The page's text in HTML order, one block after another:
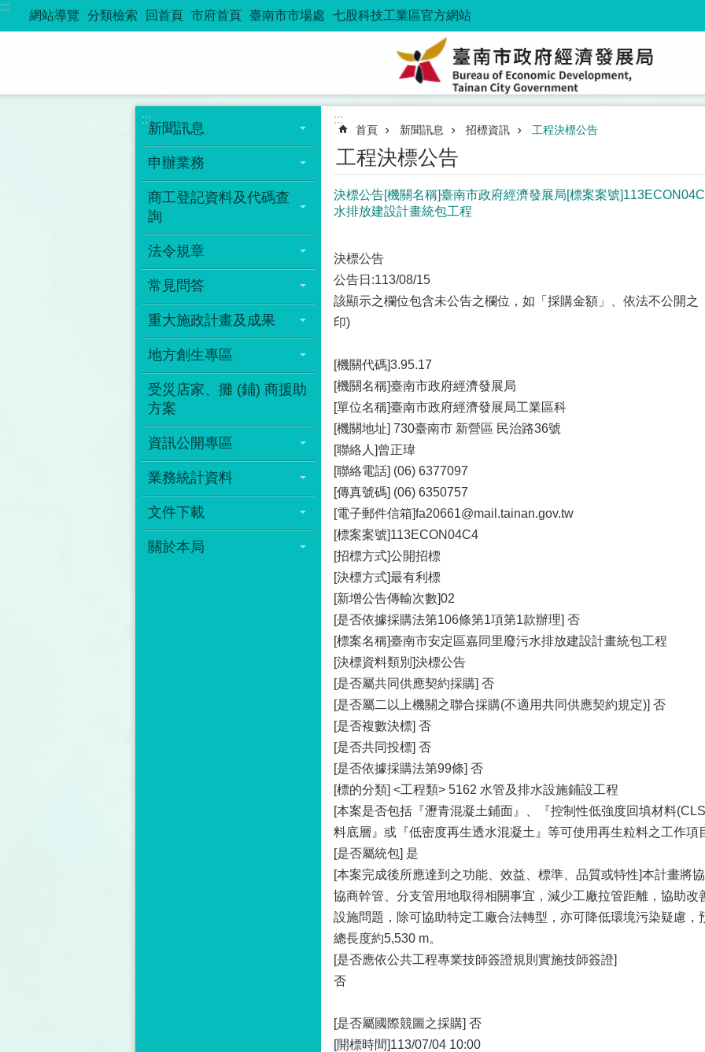
跳到主要內容區塊
:::
網站導覽 分類檢索 回首頁 市府首頁 臺南市市場處 七股科技工業區官方網站
:::
新聞訊息
申辦業務
商工登記資料及代碼查
詢
法令規章
常見問答
重大施政計畫及成果
地方創生專區
受災店家、攤 (鋪) 商援助
方案
資訊公開專區
業務統計資料
文件下載
關於本局
:::
首頁 新聞訊息 招標資訊 工程決標公告
工程決標公告
決標公告[機關名稱]臺南市政府經濟發展局[標案案號
水排放建設計畫統包工程
決標公告
公告日:113/08/15
該顯示之欄位包含未公告之欄位，如「採購金額」、依法不公開
印)
[機關代碼]3.95.17
[機關名稱]臺南市政府經濟發展局
[單位名稱]臺南市政府經濟發展局工業區科
[機關地址] 730臺南市 新營區 民治路36號
[聯絡人]曾正瑋
[聯絡電話] (06) 6377097
[傳真號碼] (06) 6350757
[電子郵件信箱]fa20661@mail.tainan.gov.tw
[標案案號]113ECON04C4
[招標方式]公開招標
[決標方式]最有利標
[新增公告傳輸次數]02
[是否依據採購法第106條第1項第1款辦理] 否
[標案名稱]臺南市安定區嘉同里廢污水排放建設計畫統包工程
[決標資料類別]決標公告
[是否屬共同供應契約採購] 否
[是否屬二以上機關之聯合採購(不適用共同供應契約規定)] 否
[是否複數決標] 否
[是否共同投標] 否
[是否依據採購法第99條] 否
[標的分類] <工程類> 5162 水管及排水設施鋪設工程
[本案是否包括『瀝青混凝土鋪面』、『控制性低強度回填材料
料底層』或『低密度再生透水混凝土』等可使用再生粒料之工作項
[是否屬統包] 是
[本案完成後所應達到之功能、效益、標準、品質或特性]本計畫將
協商幹管、分支管用地取得相關事宜，減少工廠拉管距離，協助
設施問題，除可協助特定工廠合法轉型，亦可降低環境污染疑慮
總長度約5,530 m。
[是否應依公共工程專業技師簽證規則實施技師簽證]
否
[是否屬國際競圖之採購] 否
[開標時間]113/07/04 10:00